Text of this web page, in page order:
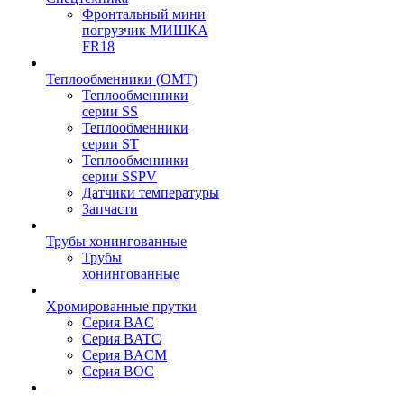
Фронтальный мини
погрузчик МИШКА
FR18
Теплообменники (OMT)
Теплообменники
серии SS
Теплообменники
серии ST
Теплообменники
серии SSPV
Датчики температуры
Запчасти
Трубы хонингованные
Трубы
хонингованные
Хромированные прутки
Серия BAC
Серия BATC
Серия BACM
Серия BOC